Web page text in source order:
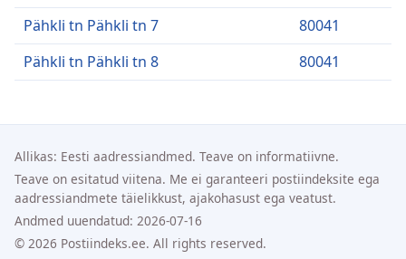
Pähkli tn Pähkli tn 7
80041
Pähkli tn Pähkli tn 8
80041
Allikas: Eesti aadressiandmed. Teave on informatiivne.
Teave on esitatud viitena. Me ei garanteeri postiindeksite ega
aadressiandmete täielikkust, ajakohasust ega veatust.
Andmed uuendatud: 2026-07-16
© 2026 Postiindeks.ee. All rights reserved.